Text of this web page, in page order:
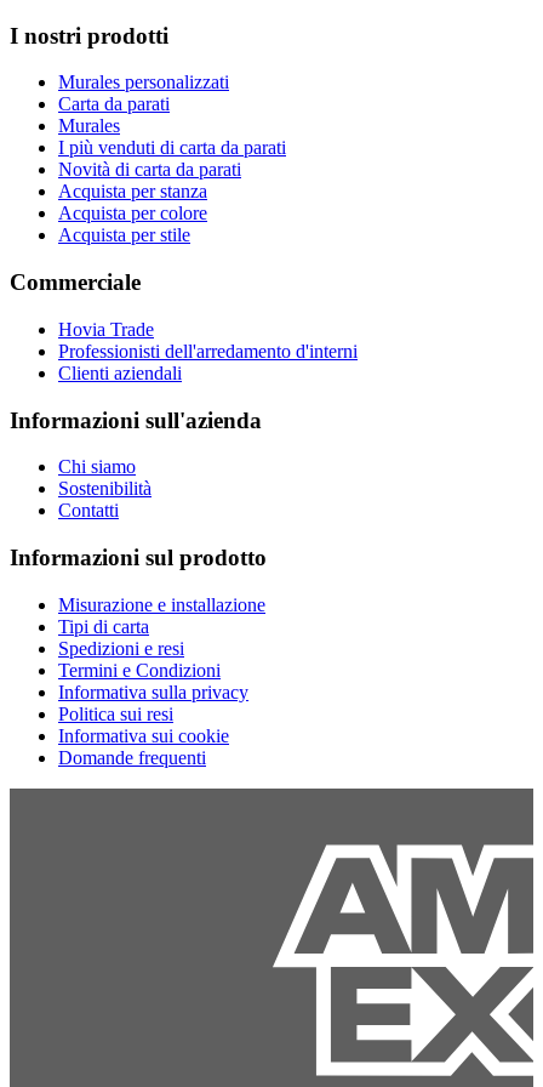
I nostri prodotti
Murales personalizzati
Carta da parati
Murales
I più venduti di carta da parati
Novità di carta da parati
Acquista per stanza
Acquista per colore
Acquista per stile
Commerciale
Hovia Trade
Professionisti dell'arredamento d'interni
Clienti aziendali
Informazioni sull'azienda
Chi siamo
Sostenibilità
Contatti
Informazioni sul prodotto
Misurazione e installazione
Tipi di carta
Spedizioni e resi
Termini e Condizioni
Informativa sulla privacy
Politica sui resi
Informativa sui cookie
Domande frequenti